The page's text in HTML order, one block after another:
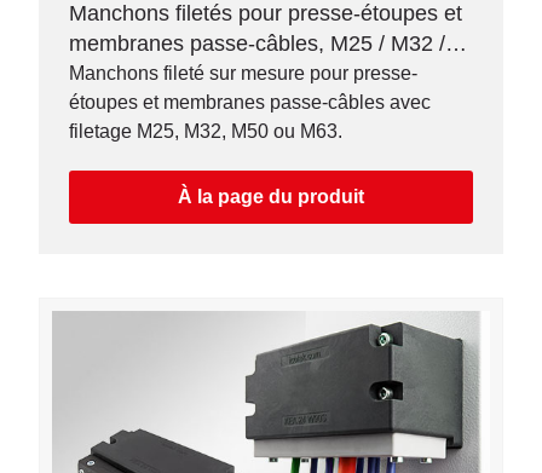
Manchons filetés pour presse-étoupes et
membranes passe-câbles, M25 / M32 /
M50 / M63
Manchons fileté sur mesure pour presse-
étoupes et membranes passe-câbles avec
filetage M25, M32, M50 ou M63.
À la page du produit